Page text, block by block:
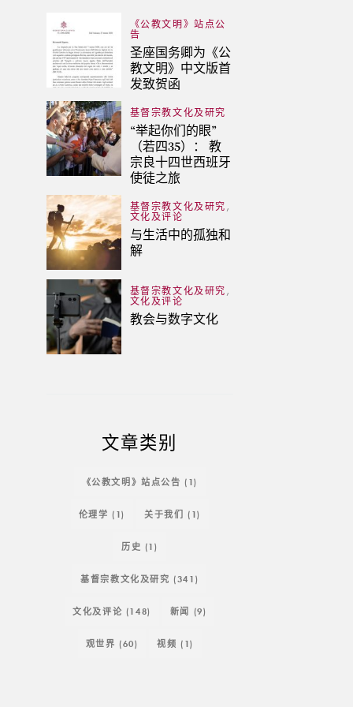
《公教文明》站点公
告
圣座国务卿为《公
教文明》中文版首
发致贺函
基督宗教文化及研究
“举起你们的眼”
（若四35）： 教
宗良十四世西班牙
使徒之旅
基督宗教文化及研究 ,
文化及评论
与生活中的孤独和
解
基督宗教文化及研究 ,
文化及评论
教会与数字文化
文章类别
《公教文明》站点公告 (1)
伦理学 (1) 关于我们 (1)
历史 (1)
基督宗教文化及研究 (341)
文化及评论 (148) 新闻 (9)
观世界 (60) 视频 (1)